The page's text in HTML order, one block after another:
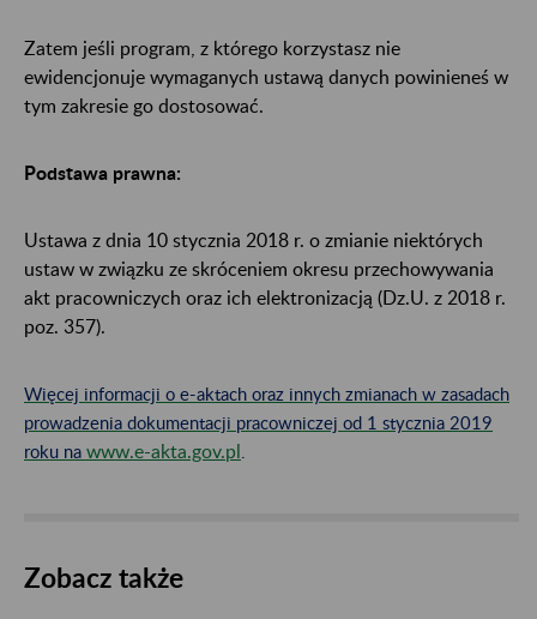
Zatem jeśli program, z którego korzystasz nie
ewidencjonuje wymaganych ustawą danych powinieneś w
tym zakresie go dostosować.
Podstawa prawna:
Ustawa z dnia 10 stycznia 2018 r. o zmianie niektórych
ustaw w związku ze skróceniem okresu przechowywania
akt pracowniczych oraz ich elektronizacją (Dz.U. z 2018 r.
poz. 357).
Więcej informacji o e-aktach oraz innych zmianach w zasadach
prowadzenia dokumentacji pracowniczej od 1 stycznia 2019
roku na www.e-akta.gov.pl
Zobacz także